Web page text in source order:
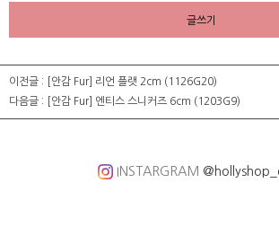
글쓰기
이전글 :
[안감 Fur] 리언 플랫 2cm (1126G20)
다음글 :
[안감 Fur] 엔티스 스니커즈 6cm (1203G9)
INSTARGRAM